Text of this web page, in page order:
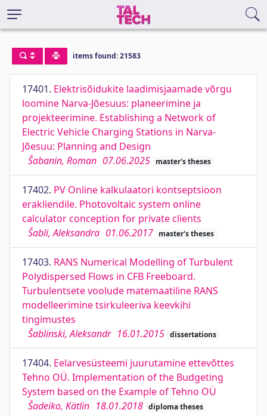
items found: 21583
17401. Elektrisõidukite laadimisjaamade võrgu
loomine Narva-Jõesuus: planeerimine ja
projekteerimine. Establishing a Network of
Electric Vehicle Charging Stations in Narva-
Jõesuu: Planning and Design
Šabanin, Roman 07.06.2025 master's theses
17402. PV Online kalkulaatori kontseptsioon
erakliendile. Photovoltaic system online
calculator conception for private clients
Šabli, Aleksandra 01.06.2017 master's theses
17403. RANS Numerical Modelling of Turbulent
Polydispersed Flows in CFB Freeboard.
Turbulentsete voolude matemaatiline RANS
modelleerimine tsirkuleeriva keevkihi
tingimustes
Šablinski, Aleksandr 16.01.2015 dissertations
17404. Eelarvesüsteemi juurutamine ettevõttes
Tehno OÜ. Implementation of the Budgeting
System based on the Example of Tehno OÜ
Šadeiko, Kätlin 18.01.2018 diploma theses